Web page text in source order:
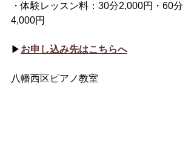
・体験レッスン料：30分2,000円・60分
4,000円
▶︎ お申し込み先はこちらへ
八幡西区ピアノ教室